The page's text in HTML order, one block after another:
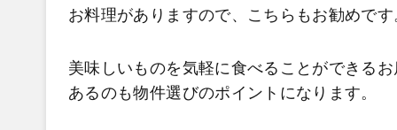
お料理がありますので、こちらもお勧めです
美味しいものを気軽に食べることができる
あるのも物件選びのポイントになります。